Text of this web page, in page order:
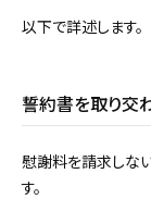
以下で詳述します。
誓約書を取り交
慰謝料を請求しな
す。